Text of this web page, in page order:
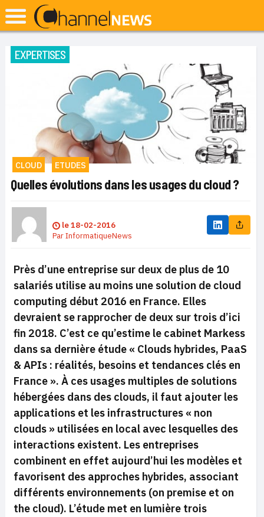
EXPERTISES
CLOUD ETUDES
Quelles évolutions dans les usages du cloud ?
le18-02-2016
ParInformatiqueNews
Près d’une entreprise sur deux de plus de 10
salariés utilise au moins une solution de cloud
computing début 2016 en France. Elles
devraient se rapprocher de deux sur trois d’ici
fin 2018. C’est ce qu’estime le cabinet Markess
dans sa dernière étude « Clouds hybrides, PaaS
& APIs : réalités, besoins et tendances clés en
France ». À ces usages multiples de solutions
hébergées dans des clouds, il faut ajouter les
applications et les infrastructures « non
clouds » utilisées en local avec lesquelles des
interactions existent. Les entreprises
combinent en effet aujourd’hui les modèles et
favorisent des approches hybrides, associant
différents environnements (on premise et on
the cloud). L’étude met en lumière trois